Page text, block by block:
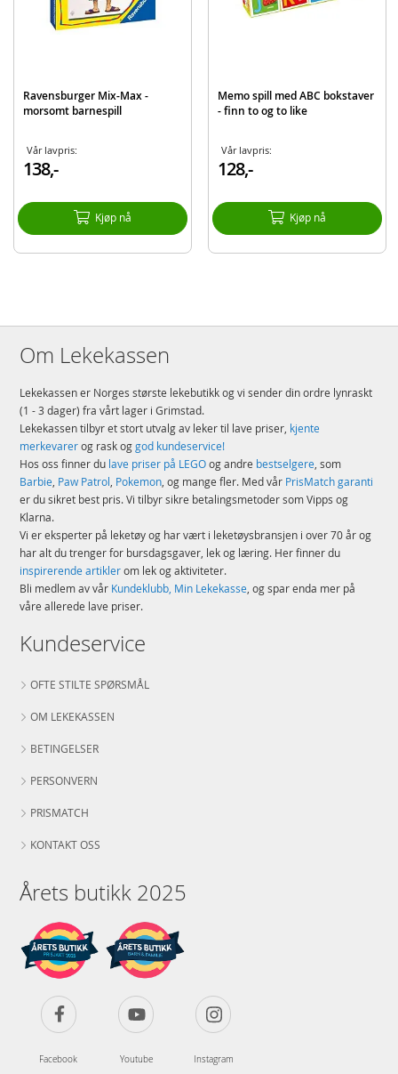
Ravensburger Mix-Max -
morsomt barnespill
Vår lavpris:
138,-
Kjøp nå
Memo spill med ABC bokstaver
- finn to og to like
Vår lavpris:
128,-
Kjøp nå
Om Lekekassen
Lekekassen er Norges største lekebutikk og vi sender din ordre lynraskt
(1 - 3 dager) fra vårt lager i Grimstad.
Lekekassen tilbyr et stort utvalg av leker til lave priser, kjente
merkevarerog rask oggod kundeservice!
Hos oss finner du lave priser på LEGOog andre bestselgere, som
Barbie, Paw Patrol, Pokemon, og mange fler. Med vår PrisMatch garanti
er du sikret best pris. Vi tilbyr sikre betalingsmetoder som Vipps og
Klarna.
Vi er eksperter på leketøy og har vært i leketøysbransjen i over 70 år og
har alt du trenger for bursdagsgaver, lek og læring. Her finner du
inspirerende artiklerom lek og aktiviteter.
Bli medlem av vår Kundeklubb, Min Lekekasse, og spar enda mer på
våre allerede lave priser.
Kundeservice
OFTE STILTE SPØRSMÅL
OM LEKEKASSEN
BETINGELSER
PERSONVERN
PRISMATCH
KONTAKT OSS
Årets butikk 2025
Facebook Youtube Instagram